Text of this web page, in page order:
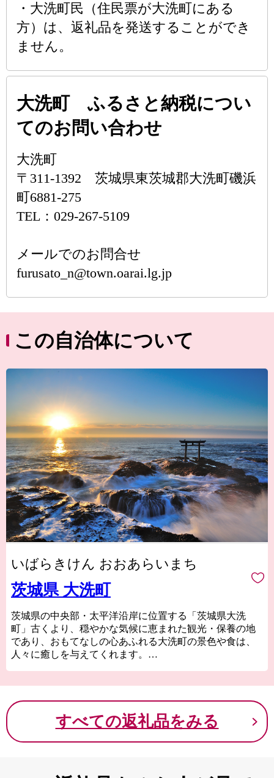
・大洗町民（住民票が大洗町にある
方）は、返礼品を発送することができ
ません。
大洗町 ふるさと納税につい
てのお問い合わせ
大洗町
〒311-1392 茨城県東茨城郡大洗町磯浜
町6881-275
TEL：029-267-5109
メールでのお問合せ
furusato_n@town.oarai.lg.jp
この自治体について
いばらきけん おおあらいまち
茨城県 大洗町
茨城県の中央部・太平洋沿岸に位置する「茨城県大洗
町」古くより、穏やかな気候に恵まれた観光・保養の地
であり、おもてなしの心あふれる大洗町の景色や食は、
人々に癒しを与えてくれます。
た美味しい食材たちは、大洗町自慢の逸品です！
大洗町は、さまざまな食材や旅を通して”あなたの『第二
の故郷』でありたい”と願っています。
みなさまからの暖かいご支援をお待ちしております。
すべての返礼品をみる